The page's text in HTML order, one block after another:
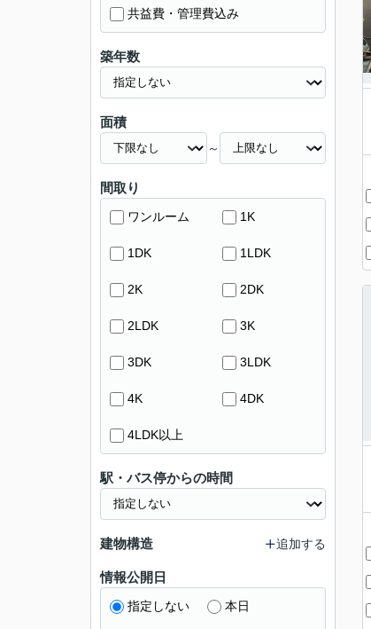
共益費・管理費込み
築年数
面積
～
間取り
ワンルーム 1K
1DK 1LDK
2K 2DK
2LDK 3K
3DK 3LDK
4K 4DK
4LDK以上
駅・バス停からの時間
建物構造 追加する
情報公開日
指定しない 本日